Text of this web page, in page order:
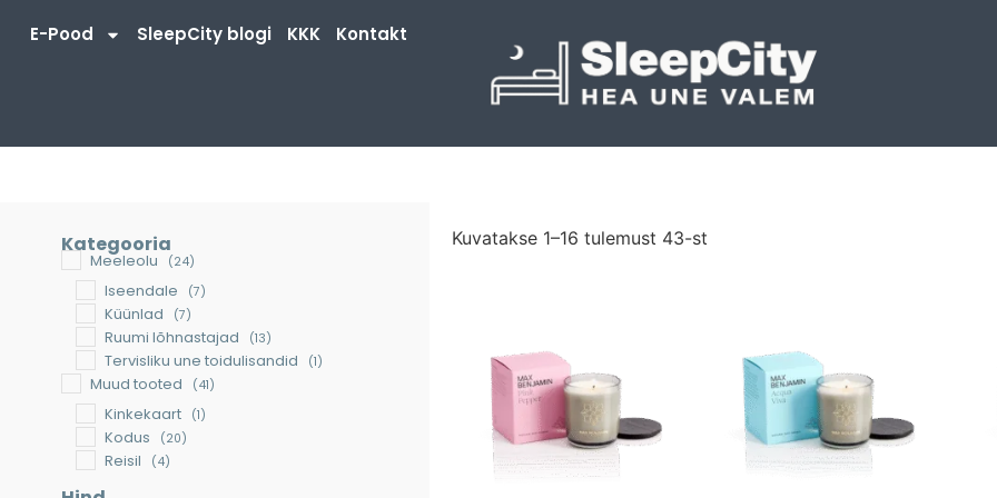
E-Pood SleepCity blogi KKK Kontakt
Kategooria
Meeleolu (24)
Iseendale (7)
Küünlad (7)
Ruumi lõhnastajad (13)
Tervisliku une toidulisandid (1)
Muud tooted (41)
Kinkekaart (1)
Kodus (20)
Reisil (4)
Kuvatakse 1–16 tulemust 43-st